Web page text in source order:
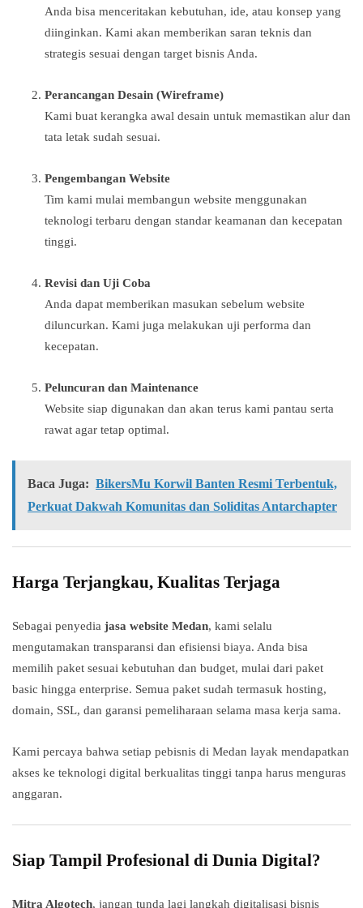
Anda bisa menceritakan kebutuhan, ide, atau konsep yang
diinginkan. Kami akan memberikan saran teknis dan
strategis sesuai dengan target bisnis Anda.
Perancangan Desain (Wireframe)
Kami buat kerangka awal desain untuk memastikan alur dan
tata letak sudah sesuai.
Pengembangan Website
Tim kami mulai membangun website menggunakan
teknologi terbaru dengan standar keamanan dan kecepatan
tinggi.
Revisi dan Uji Coba
Anda dapat memberikan masukan sebelum website
diluncurkan. Kami juga melakukan uji performa dan
kecepatan.
Peluncuran dan Maintenance
Website siap digunakan dan akan terus kami pantau serta
rawat agar tetap optimal.
Baca Juga: BikersMu Korwil Banten Resmi Terbentuk,
Perkuat Dakwah Komunitas dan Soliditas Antarchapter
Harga Terjangkau, Kualitas Terjaga
Sebagai penyedia jasa website Medan, kami selalu
mengutamakan transparansi dan efisiensi biaya. Anda bisa
memilih paket sesuai kebutuhan dan budget, mulai dari paket
basic hingga enterprise. Semua paket sudah termasuk hosting,
domain, SSL, dan garansi pemeliharaan selama masa kerja sama.
Kami percaya bahwa setiap pebisnis di Medan layak mendapatkan
akses ke teknologi digital berkualitas tinggi tanpa harus menguras
anggaran.
Siap Tampil Profesional di Dunia Digital?
Mitra Algotech, jangan tunda lagi langkah digitalisasi bisnis